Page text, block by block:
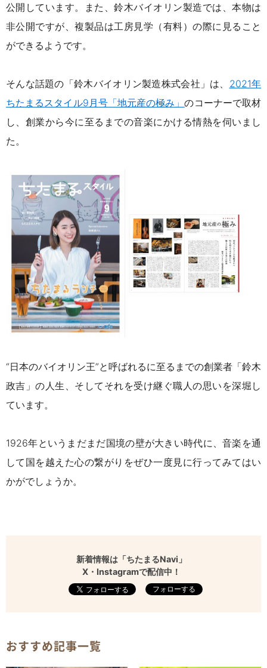
公開しています。また、鈴木バイオリン製造では、本物は
非公開ですが、複製品は工房見学（有料）の際に見ること
ができるようです。
そんな話題の「鈴木バイオリン製造株式会社」は、 2021年
ちたまるスタイル9 月号「地元産の極み」のコーナーで取材
し、創業から今に至るまでの音楽にかける情熱を伺いまし
た。
“日本のバイオリン王”と呼ばれるに至るまでの創業者「鈴木
政吉」の人生、そしてそれを受け継ぐ職人の思いを深堀し
ています。
1926年というまだまだ国境の壁が大きい時代に、音楽を通
して国を越えた心の繋がりをぜひ一度見に行ってみてはい
かがでしょうか。
新着情報は「ちたまるNavi」
X・Instagramで配信中！
フォローする
おすすめ記事一覧